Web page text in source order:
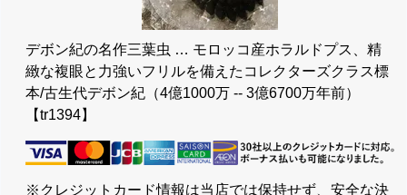
デボン紀の名作三葉虫 … モロッコ産ホラルドプス、精
緻な複眼と力強いフリルを備えたコレクターズクラス標
本/古生代デボン紀（4億1000万 -- 3億6700万年前）
【tr1394】
※クレジットカード情報は当店では保持せず、安全な決